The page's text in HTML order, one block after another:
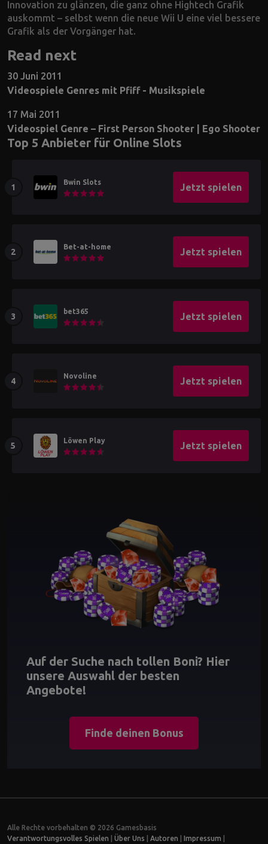
Innovation zu glänzen, die ganz ohne Hightech Grafik
auskommt – selbst wenn die neue Wii U eine viel bessere
Grafik als der Vorgänger hat.
Read next
30 Juni 2011
Videospiele Genres mit Pfiff - Musikspiele
17 Mai 2011
Videospiel Genre – First Person Shooter | Ego Shooter
Top 5 Anbieter für Online Slots
Bwin Slots Jetzt spielen
Bet-at-home Jetzt spielen
bet365 Jetzt spielen
Novoline Jetzt spielen
Löwen Play Jetzt spielen
Auf der Suche nach tollen Boni? Hier
unsere Auswahl der besten
Angebote!
Finde deinen Bonus
Alle Rechte vorbehalten © 2026 Gamesbasis
Verantwortungsvolles Spielen
Über Uns Autoren Impressum